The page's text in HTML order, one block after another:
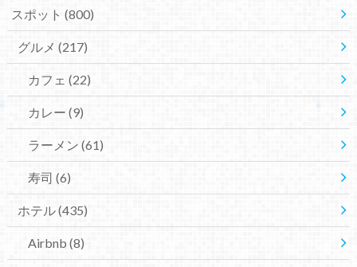
スポット (800)
グルメ (217)
カフェ (22)
カレー (9)
ラーメン (61)
寿司 (6)
ホテル(435)
Airbnb (8)